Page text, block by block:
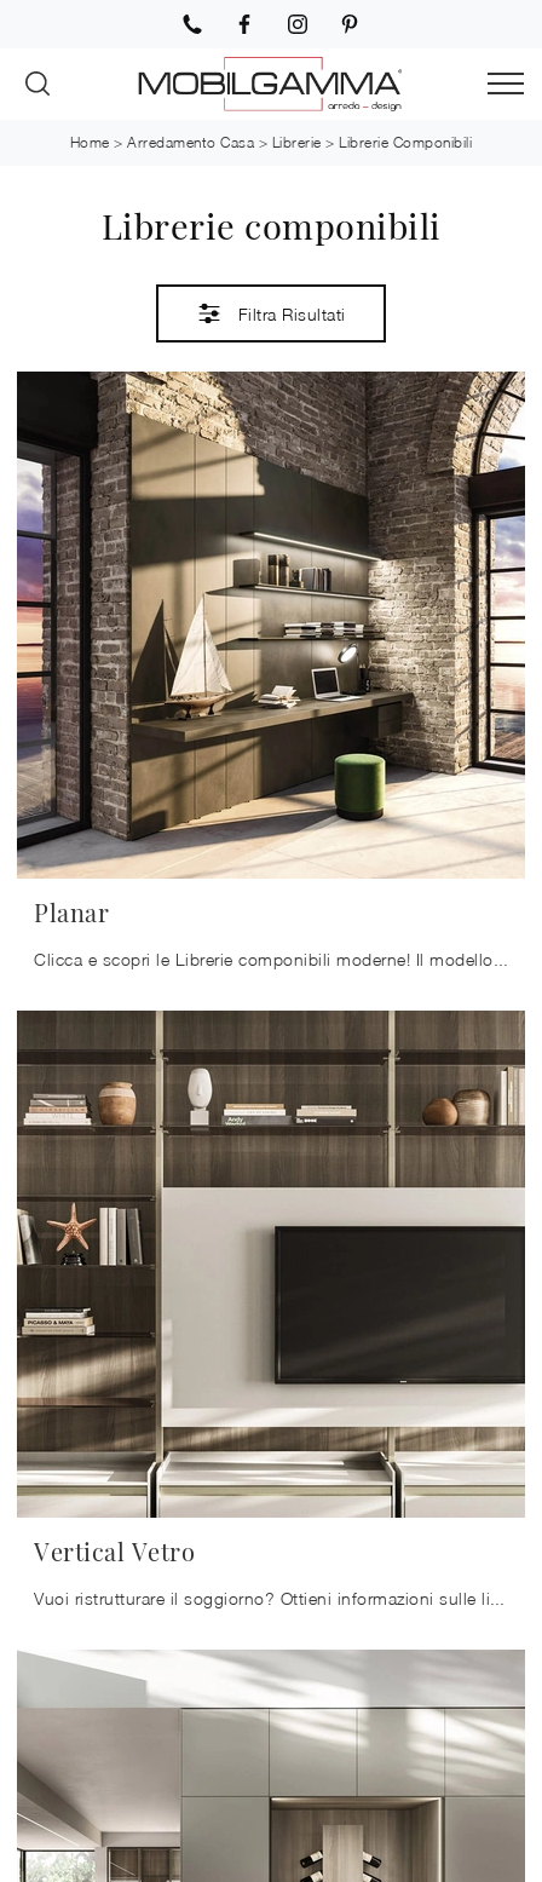
Home >Arredamento Casa > Librerie >Librerie Componibili
Librerie componibili
Filtra Risultati
Planar
Vertical Vetro